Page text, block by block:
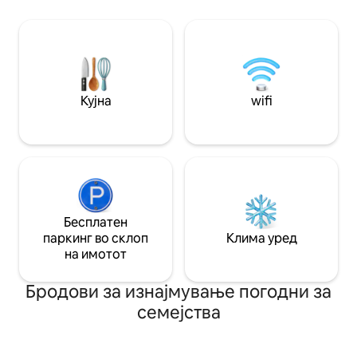
Кујна wifi
Бесплатен
паркинг во склоп
на имотот
Клима уред
Бродови за изнајмување погодни за
семејства